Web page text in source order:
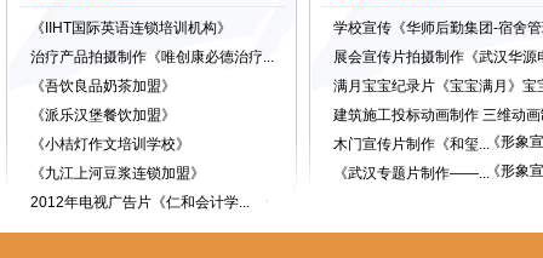
《IIHT国际英语连锁培训机构》
治疗产品拍摄制作《唯创康必德治疗...
《吾饮良品奶茶加盟》
《派乐汉堡餐饮加盟》
《小桔灯作文培训学校》
《九江上河豆浆连锁加盟》
2012年电视广告片《仁和会计学...
学校宣传《华师后勤集团-宿舍
展会宣传片拍摄制作《武汉华源
满月宝宝纪录片《宝宝满月》宝
建筑施工投标动画制作 三维动画
木门宣传片制作《和玺... 《形象
《武汉专题片制作——... 《形象